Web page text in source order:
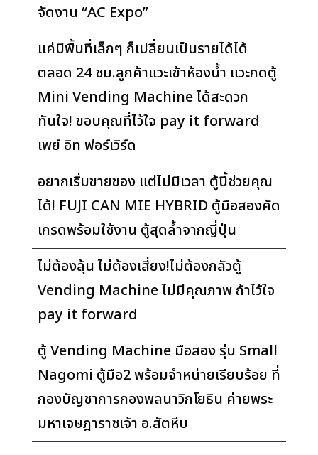
จัดงาน “AC Expo”
แค่มีพื้นที่เล็กๆ ก็เปลี่ยนเป็นรายได้ได้
ตลอด 24 ชม.ลูกค้าแวะเข้าห้องน้ำ แวะกดตู้
Mini Vending Machine ได้สะดวก
ทันใจ! ขอบคุณที่ไว้ใจ pay it forward
เพย์ อิท ฟอร์เวิร์ด
อยากเริ่มขายของ แต่ไม่มีเวลา ตู้นี้ช่วยคุณ
ได้! FUJI CAN MIE HYBRID ตู้มือสองคัด
เกรดพร้อมใช้งาน ตู้สุดล้ำจากญี่ปุ่น
ไม่ต้องลุ้น ไม่ต้องเสี่ยง!ไม่ต้องกลัวตู้
Vending Machine ไม่มีคุณภาพ ถ้าไว้ใจ
pay it forward
ตู้ Vending Machine มือสอง รุ่น Small
Nagomi ตู้มือ2 พร้อมจำหน่ายเรียบร้อย ที่
กองบัญชาการกองพลนาวิกโยธิน ค่ายพระ
มหาเจษฎาราชเจ้า อ.สัตหีบ